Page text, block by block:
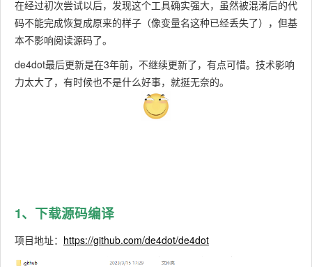
在经过初次尝试以后，发现这个工具确实强大，虽然被混淆后的代
码不能完成恢复成原来的样子（像变量名这种已经丢失了），但基
本不影响阅读源码了。
de4dot最后更新是在3年前，不继续更新了，有点可惜。技术影响
力太大了，有时候也不是什么好事，就挺无奈的。
1、下载源码编译
项目地址： https://github.com/de4dot/de4dot